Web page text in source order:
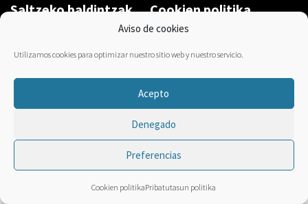
Aviso de cookies
Utilizamos cookies para optimizar nuestro sitio web y nuestro servicio.
Acepto
Denegado
Preferencias
Cookien politikaPribatutasun politika
Saltzeko baldintzak Cookien politika
Garatu du/Desarrollado por:Bravo Manager2026